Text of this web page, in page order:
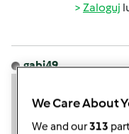
Zaloguj
gabi49
We Care About
We and our313